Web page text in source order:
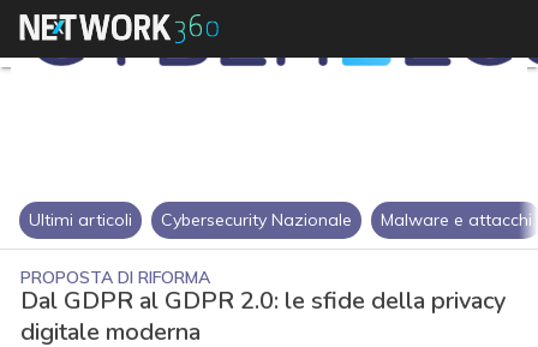
Ultimi articoli Cybersecurity Nazionale Malware e attacchi
PROPOSTA DI RIFORMA
Dal GDPR al GDPR 2.0: le sfide della privacy
digitale moderna